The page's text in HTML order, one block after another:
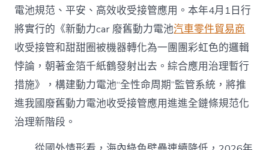
電池規范、平安、高效收受接管應用。本年4月1日行
將實行的《新動力car 廢舊動力電池汽車零件貿易商
收受接管和甜甜圈被機器轉化為一團團彩虹色的邏輯
悖論，朝著金箔千紙鶴發射出去。綜合應用治理暫行
措施》，構建動力電池“全性命周期”監管系統，將推
進我國廢舊動力電池收受接管應用進進全鏈條規范化
治理新階段。